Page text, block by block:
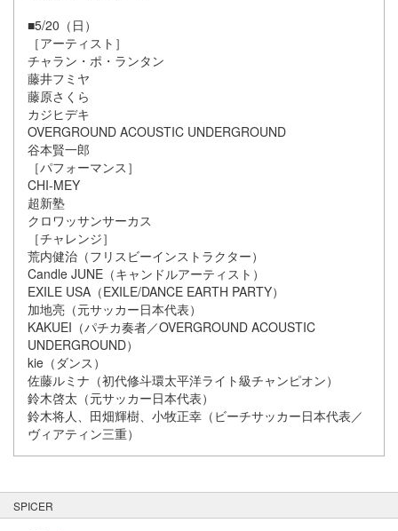
■5/20（日）
［アーティスト］
チャラン・ポ・ランタン
藤井フミヤ
藤原さくら
カジヒデキ
OVERGROUND ACOUSTIC UNDERGROUND
谷本賢一郎
［パフォーマンス］
CHI-MEY
超新塾
クロワッサンサーカス
［チャレンジ］
荒内健治（フリスビーインストラクター）
Candle JUNE（キャンドルアーティスト）
EXILE USA（EXILE/DANCE EARTH PARTY）
加地亮（元サッカー日本代表）
KAKUEI（パチカ奏者／OVERGROUND ACOUSTIC
UNDERGROUND）
kie（ダンス）
佐藤ルミナ（初代修斗環太平洋ライト級チャンピオン）
鈴木啓太（元サッカー日本代表）
鈴木将人、田畑輝樹、小牧正幸（ビーチサッカー日本代表／
ヴィアティン三重）
SPICER